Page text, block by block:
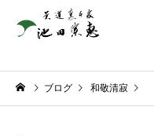
ブログ 和敬清寂